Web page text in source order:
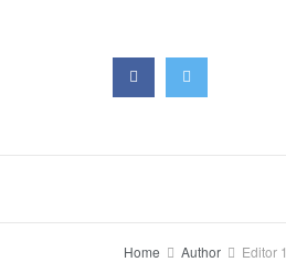
Home Author Editor 1